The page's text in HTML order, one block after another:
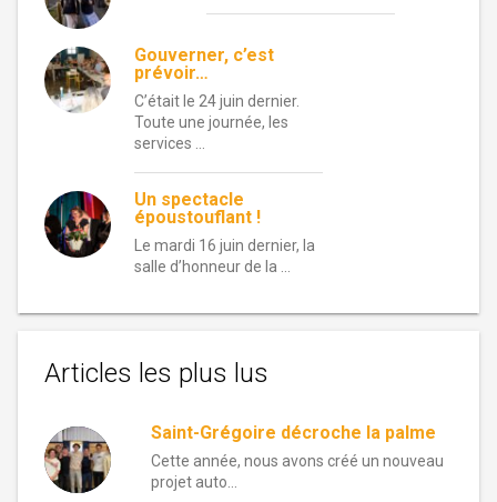
Gouverner, c’est
prévoir…
C’était le 24 juin dernier.
Toute une journée, les
services …
Un spectacle
époustouflant !
Le mardi 16 juin dernier, la
salle d’honneur de la …
Articles les plus lus
Saint-Grégoire décroche la palme
Cette année, nous avons créé un nouveau
projet auto...